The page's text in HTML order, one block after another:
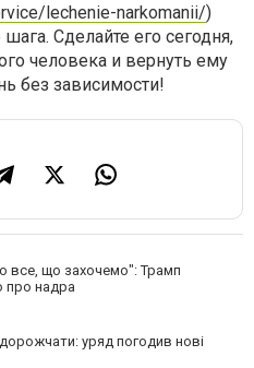
lechenie-narkomanii/)
Сделайте его сегодня,
человека и вернуть ему
без зависимости!
все, що захочемо": Трамп
про надра
уряд погодив нові